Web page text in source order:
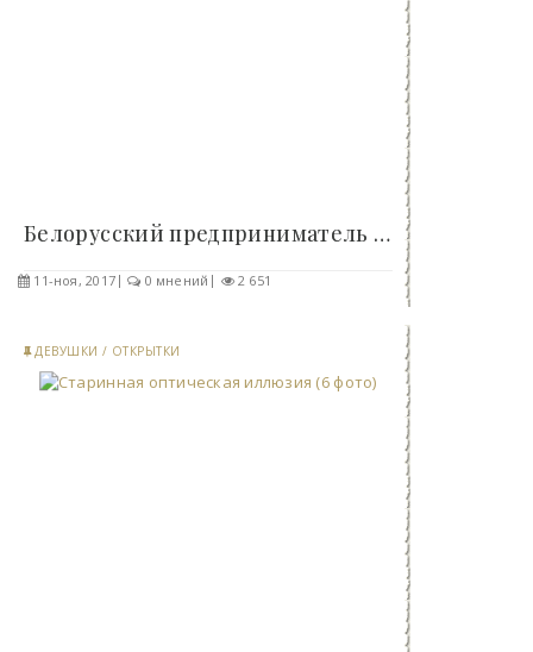
Белорусский предприниматель построил дом-музей,..
11-ноя, 2017 0 мнений 2 651
ДЕВУШКИ / ОТКРЫТКИ